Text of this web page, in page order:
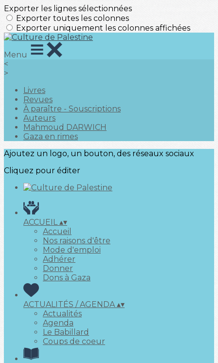
Exporter les lignes sélectionnées
Exporter toutes les colonnes
Exporter uniquement les colonnes affichées
Menu
<
>
Livres
Revues
À paraître - Souscriptions
Auteurs
Mahmoud DARWICH
Gaza en rimes
Ajoutez un logo, un bouton, des réseaux sociaux
Cliquez pour éditer
ACCUEIL▴▾
Accueil
Nos raisons d'être
Mode d'emploi
Adhérer
Donner
Dons à Gaza
ACTUALITÉS / AGENDA▴▾
Actualités
Agenda
Le Babillard
Coups de coeur